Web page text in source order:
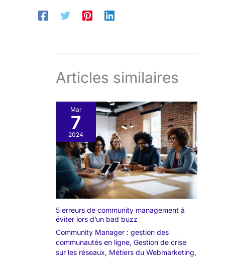
Articles similaires
Mar
7
2024
5 erreurs de community management à
éviter lors d’un bad buzz
Community Manager : gestion des
communautés en ligne, Gestion de crise
sur les réseaux, Métiers du Webmarketing,